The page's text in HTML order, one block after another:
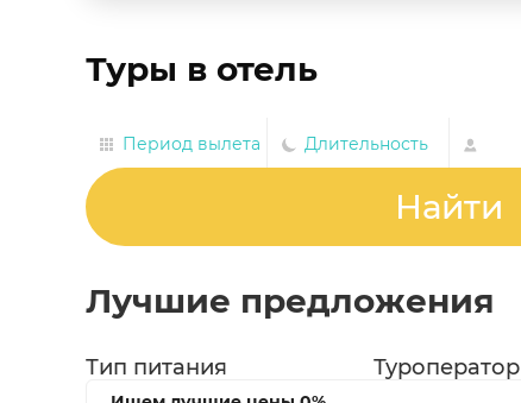
Туры в отель
Период вылета Длительность
Найти
Лучшие предложения
Тип питания Туроператор